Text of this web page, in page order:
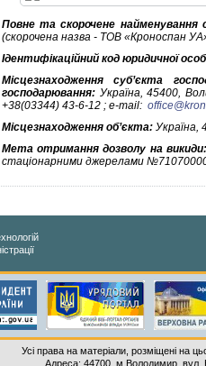
Повне та скорочене найменування
(скорочена назва - ТОВ «Кроноспан
Ідентифікаційний код юридичної
Місцезнаходження суб’єкта
господарювання: Україна, 45400,
+38(03344) 43-6-12 ; e-mail:
Місцезнаходження об’єкта: Україна,
Мета отримання дозволу на викиди:
стаціонарними джерелами
Усі права на матеріали, розміщені на
Адреса: 44700, м.Володимир, вул.